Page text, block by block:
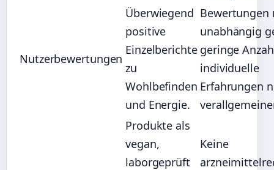
Nutzerbewertungen
Überwiegend
positive
Einzelberichte
zu
Wohlbefinden
und Energie.
Bewertungen
unabhängig
geringe
individuelle
Erfahrungen
Produkte als
vegan,
laborgeprüft
Keine